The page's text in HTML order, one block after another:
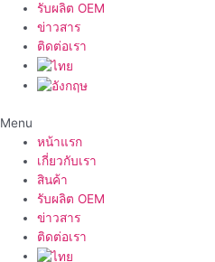
รับผลิต OEM
ข่าวสาร
ติดต่อเรา
Menu
หน้าแรก
เกี่ยวกับเรา
สินค้า
รับผลิต OEM
ข่าวสาร
ติดต่อเรา